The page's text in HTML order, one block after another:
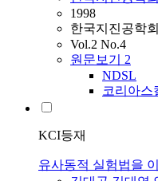
1998
한국지진공학
Vol.2 No.4
원문보기 2
NDSL
코리아스
KCI등재
유사동적 실험법을